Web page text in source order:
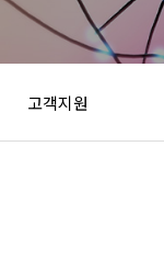
고객지원